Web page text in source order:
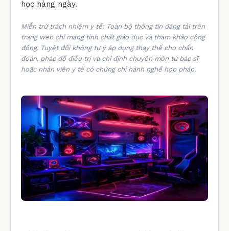
học hàng ngày.
Miễn trừ trách nhiệm y tế: Toàn bộ thông tin đăng tải trên
trang web chỉ mang tính chất giáo dục và tham khảo cộng
đồng. Tuyệt đối không tự ý áp dụng thay thế cho chẩn
đoán, phác đồ điều trị và chỉ định chuyên môn từ bác sĩ
hoặc nhân viên y tế có chứng chỉ hành nghề hợp pháp.